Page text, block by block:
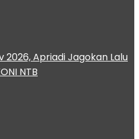
2026, Apriadi Jagokan Lalu
NTB